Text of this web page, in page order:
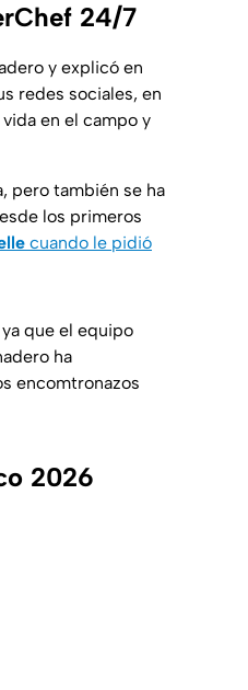
24/7
y explicó en
redes sociales, en
en el campo y
pero también se ha
los primeros
cuando le pidió
ya que el equipo
ha
encomtronazos
2026